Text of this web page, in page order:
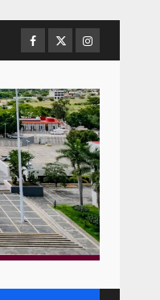
Facebook
TwitterInstagram
ciudadana
FGR lo investiga
delitos de
organizada y
Oaxaca-